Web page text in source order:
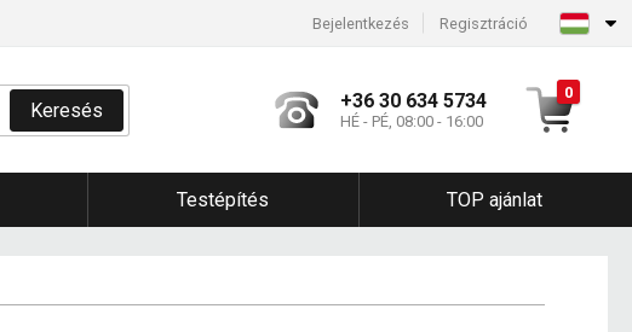
Bejelentkezés Regisztráció
Keresés +36 30 634 5734
HÉ - PÉ, 08:00 - 16:00
0
Testépítés TOP ajánlat